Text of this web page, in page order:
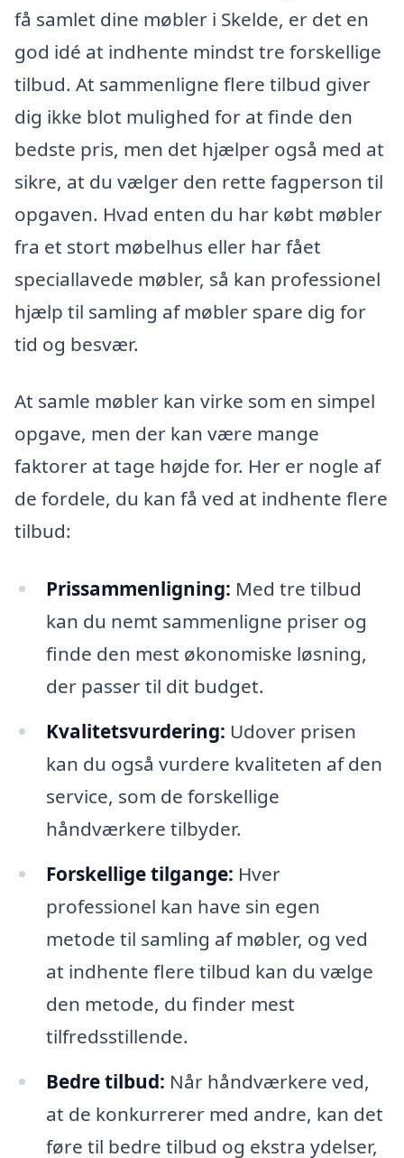
få samlet dine møbler i Skelde, er det en
god idé at indhente mindst tre forskellige
tilbud. At sammenligne flere tilbud giver
dig ikke blot mulighed for at finde den
bedste pris, men det hjælper også med at
sikre, at du vælger den rette fagperson til
opgaven. Hvad enten du har købt møbler
fra et stort møbelhus eller har fået
speciallavede møbler, så kan professionel
hjælp til samling af møbler spare dig for
tid og besvær.
At samle møbler kan virke som en simpel
opgave, men der kan være mange
faktorer at tage højde for. Her er nogle af
de fordele, du kan få ved at indhente flere
tilbud:
Prissammenligning: Med tre tilbud
kan du nemt sammenligne priser og
finde den mest økonomiske løsning,
der passer til dit budget.
Kvalitetsvurdering: Udover prisen
kan du også vurdere kvaliteten af den
service, som de forskellige
håndværkere tilbyder.
Forskellige tilgange: Hver
professionel kan have sin egen
metode til samling af møbler, og ved
at indhente flere tilbud kan du vælge
den metode, du finder mest
tilfredsstillende.
Bedre tilbud: Når håndværkere ved,
at de konkurrerer med andre, kan det
føre til bedre tilbud og ekstra ydelser,